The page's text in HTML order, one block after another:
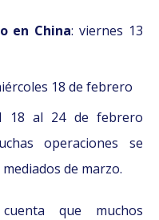
en China: viernes 13
18 de febrero
al 24 de febrero
operaciones se
de marzo.
que muchos